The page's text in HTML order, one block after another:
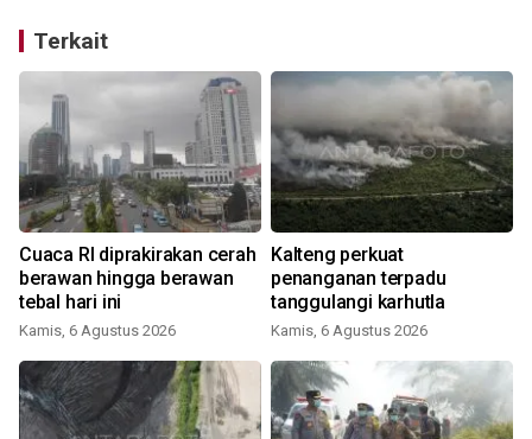
Terkait
Cuaca RI diprakirakan cerah
berawan hingga berawan
tebal hari ini
Kamis, 6 Agustus 2026
Kalteng perkuat
penanganan terpadu
tanggulangi karhutla
Kamis, 6 Agustus 2026